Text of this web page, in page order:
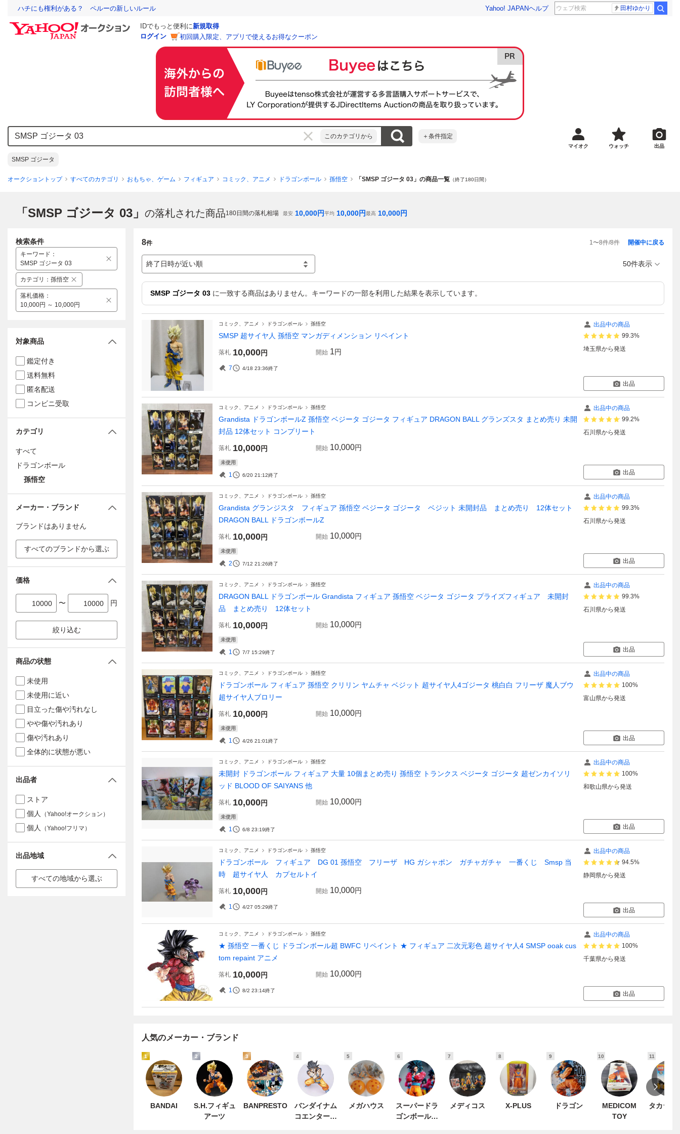
ハチにも権利がある？ ペルーの新しいルール Yahoo! JAPANヘルプ 田村ゆかり
IDでもっと便利に新規取得
ログイン
初回購入限定、アプリで使えるお得なクーポン
このカテゴリから ＋条件指定
SMSP ゴジータ
マイオク ウォッチ 出品
オークショントップ すべてのカテゴリ おもちゃ、ゲーム フィギュア コミック、アニメ ドラゴンボール 孫悟空 「SMSP ゴジータ 03」の商品一覧 （終了180日間）
「SMSP ゴジータ 03」 の落札された商品180日間の落札相場 最安 10,000円平均 10,000円最高 10,000円
8件 1〜8件/8件
終了日時が近い順
開催中に戻る
50件表示
SMSP ゴジータ 03 に一致する商品はありません。キーワードの一部を利用した結果を表示しています。
コミック、アニメ ドラゴンボール 孫悟空
SMSP 超サイヤ人 孫悟空 マンガディメンション リペイント
落札 10,000円 開始 1円
7 4/18 23:36終了
出品中の商品
99.3%
埼玉県から発送
出品
コミック、アニメ ドラゴンボール 孫悟空
Grandista ドラゴンボールZ 孫悟空 ベジータ ゴジータ フィギュア DRAGON BALL グランズスタ まとめ売り 未開
封品 12体セット コンプリート
落札 10,000円 開始 10,000円
未使用
1 6/20 21:12終了
出品中の商品
99.2%
石川県から発送
出品
コミック、アニメ ドラゴンボール 孫悟空
Grandista グランジスタ フィギュア 孫悟空 ベジータ ゴジータ ベジット 未開封品 まとめ売り 12体セット
DRAGON BALL ドラゴンボールZ
落札 10,000円 開始 10,000円
未使用
2 7/12 21:26終了
出品中の商品
99.3%
石川県から発送
出品
コミック、アニメ ドラゴンボール 孫悟空
DRAGON BALL ドラゴンボール Grandista フィギュア 孫悟空 ベジータ ゴジータ プライズフィギュア 未開封
品 まとめ売り 12体セット
落札 10,000円 開始 10,000円
未使用
1 7/7 15:29終了
出品中の商品
99.3%
石川県から発送
出品
コミック、アニメ ドラゴンボール 孫悟空
ドラゴンボール フィギュア 孫悟空 クリリン ヤムチャ ベジット 超サイヤ人4ゴジータ 桃白白 フリーザ 魔人ブウ
超サイヤ人ブロリー
落札 10,000円 開始 10,000円
未使用
1 4/26 21:01終了
出品中の商品
100%
富山県から発送
出品
コミック、アニメ ドラゴンボール 孫悟空
未開封 ドラゴンボール フィギュア 大量 10個まとめ売り 孫悟空 トランクス ベジータ ゴジータ 超ゼンカイソリ
ッド BLOOD OF SAIYANS 他
落札 10,000円 開始 10,000円
未使用
1 6/8 23:19終了
出品中の商品
100%
和歌山県から発送
出品
コミック、アニメ ドラゴンボール 孫悟空
ドラゴンボール フィギュア DG 01 孫悟空 フリーザ HG ガシャポン ガチャガチャ 一番くじ Smsp 当
時 超サイヤ人 カプセルトイ
落札 10,000円 開始 10,000円
1 4/27 05:29終了
出品中の商品
94.5%
静岡県から発送
出品
コミック、アニメ ドラゴンボール 孫悟空
★ 孫悟空 一番くじ ドラゴンボール超 BWFC リペイント ★ フィギュア 二次元彩色 超サイヤ人4 SMSP ooak cus
tom repaint アニメ
落札 10,000円 開始 10,000円
1 8/2 23:14終了
出品中の商品
100%
千葉県から発送
出品
人気のメーカー・ブランド
1
BANDAI
2
S.H.フィギュ
アーツ
3
BANPRESTO
4
バンダイナム
コエンターテ
5
メガハウス
6
スーパードラ
ゴンボールヒ
7
メディコス
8
X-PLUS
9
ドラゴン
10
MEDICOM
TOY
11
タカラト
検索条件
キーワード ：
SMSP ゴジータ 03
カテゴリ ： 孫悟空
落札価格 ：
10,000円 ～ 10,000円
対象商品
鑑定付き
送料無料
匿名配送
コンビニ受取
カテゴリ
すべて
ドラゴンボール
孫悟空
メーカー・ブランド
ブランドはありません
すべてのブランドから選ぶ
価格
〜 円
絞り込む
商品の状態
未使用
未使用に近い
目立った傷や汚れなし
やや傷や汚れあり
傷や汚れあり
全体的に状態が悪い
出品者
ストア
個人
（Yahoo!オークション）
個人 （Yahoo!フリマ）
出品地域
すべての地域から選ぶ